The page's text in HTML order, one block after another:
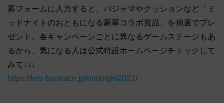
募フォームに入力すると、パジャマやクッションなど「ミ
ッドナイトのおともになる豪華コラボ賞品」を抽選でプレ
ゼント。各キャンペーンごとに異なるゲームステージもあ
るから、気になる人は公式特設ホームページチェックして
みて↓↓↓
https://lets-boatrace.jp/midnight2021/